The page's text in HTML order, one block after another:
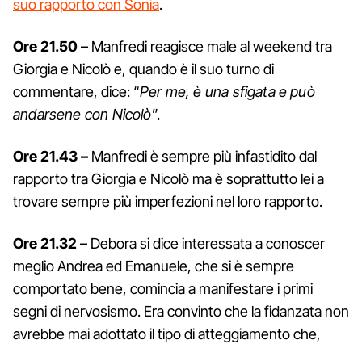
suo rapporto con Sonia.
Ore 21.50 – Manfredi reagisce male al weekend tra
Giorgia e Nicolò e, quando è il suo turno di
commentare, dice: “Per me, è una sfigata e può
andarsene con Nicolò”.
Ore 21.43 – Manfredi è sempre più infastidito dal
rapporto tra Giorgia e Nicolò ma è soprattutto lei a
trovare sempre più imperfezioni nel loro rapporto.
Ore 21.32 – Debora si dice interessata a conoscer
meglio Andrea ed Emanuele, che si è sempre
comportato bene, comincia a manifestare i primi
segni di nervosismo. Era convinto che la fidanzata non
avrebbe mai adottato il tipo di atteggiamento che,